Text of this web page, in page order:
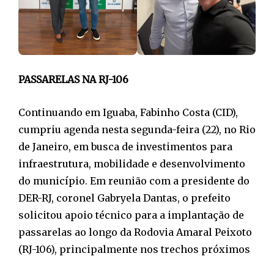
PASSARELAS NA RJ-106
Continuando em Iguaba, Fabinho Costa (CID),
cumpriu agenda nesta segunda-feira (22), no Rio
de Janeiro, em busca de investimentos para
infraestrutura, mobilidade e desenvolvimento
do município. Em reunião com a presidente do
DER-RJ, coronel Gabryela Dantas, o prefeito
solicitou apoio técnico para a implantação de
passarelas ao longo da Rodovia Amaral Peixoto
(RJ-106), principalmente nos trechos próximos